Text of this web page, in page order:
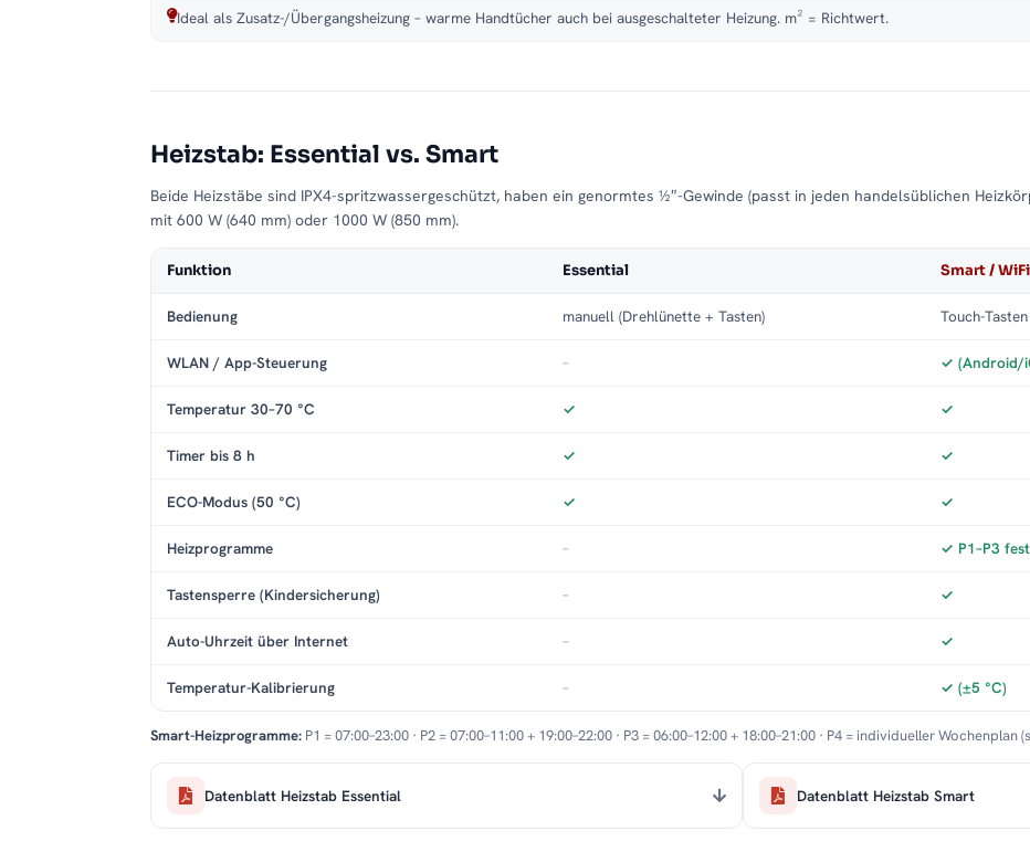
Ideal als Zusatz-/Übergangsheizung – warme Handtücher auch bei ausgeschalteter Heizung. m² = Richtwert.
Heizstab: Essential vs. Smart
Beide Heizstäbe sind IPX4-spritzwassergeschützt, haben ein genormtes ½″-Gewinde (passt in jeden handelsüblichen
mit 600 W (640 mm) oder 1000 W (850 mm).
Funktion Essential Smart / WiFi
Bedienung manuell (Drehlünette + Tasten) Touch-
WLAN / App-Steuerung – ✓ (Android/
Temperatur 30–70 °C ✓ ✓
Timer bis 8 h ✓ ✓
ECO-Modus (50 °C) ✓ ✓
Heizprogramme – ✓ P1–P3
Tastensperre (Kindersicherung) – ✓
Auto-Uhrzeit über Internet – ✓
Temperatur-Kalibrierung – ✓ (±5 °C)
Smart-Heizprogramme: P1 = 07:00–23:00 · P2 = 07:00–11:00 + 19:00–22:00 · P3 = 06:00–12:00 + 18:00–21:00 · P4 = individueller
Datenblatt Heizstab Essential Datenblatt Heizstab Smart